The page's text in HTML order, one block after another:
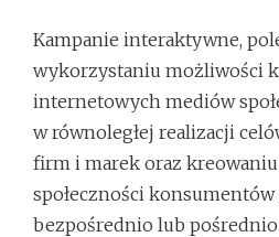
Kampanie interaktywne,
wykorzystaniu możliwości
internetowych mediów
w równoległej realizacji
firm i marek oraz
społeczności
bezpośrednio lub pośrednio